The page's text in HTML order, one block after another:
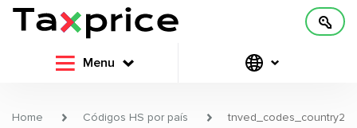
Menu
Home Códigos HS por país tnved_codes_country2